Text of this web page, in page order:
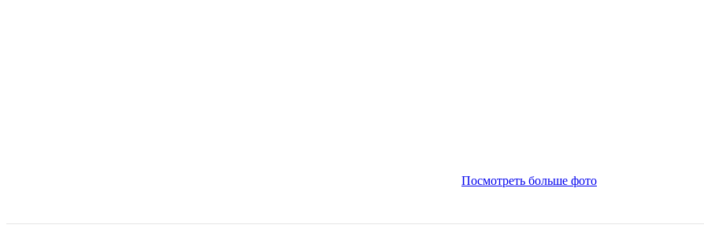
Посмотреть больше фото